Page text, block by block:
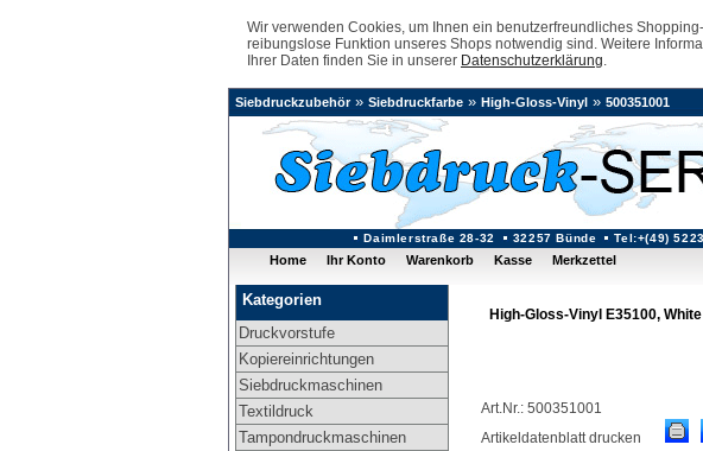
Wir verwenden Cookies, um Ihnen ein benutzerfreundliches
reibungslose Funktion unseres Shops notwendig sind. Weitere
Ihrer Daten finden Sie in unserer Datenschutzerklärung.
Daimlerstraße 28-32 32257 Bünde Tel:+(49)
Siebdruckzubehör» Siebdruckfarbe » High-Gloss-Vinyl » 500351001
Home Ihr Konto Warenkorb Kasse Merkzettel
Kategorien
Druckvorstufe
Kopiereinrichtungen
Siebdruckmaschinen
Textildruck
Tampondruckmaschinen
High-Gloss-Vinyl E35100,
Art.Nr.: 500351001
Artikeldatenblatt drucken